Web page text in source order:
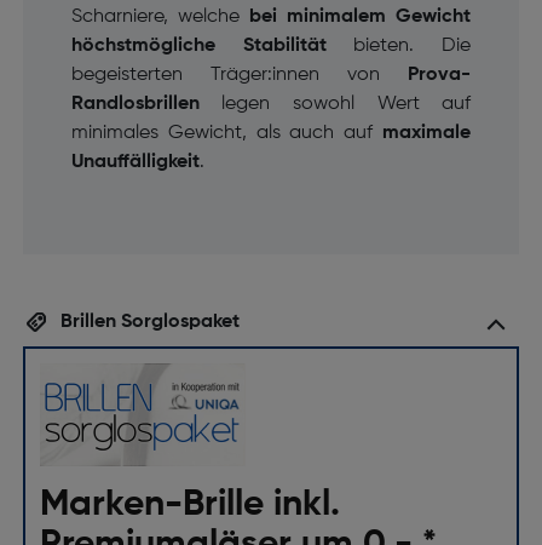
Scharniere, welche
bei minimalem Gewicht
höchstmögliche Stabilitätbieten. Die
begeisterten Träger:innen von
Prova-
Randlosbrillenlegen sowohl Wert auf
minimales Gewicht, als auch auf maximale
Unauffälligkeit.
Brillen Sorglospaket
Marken-Brille inkl.